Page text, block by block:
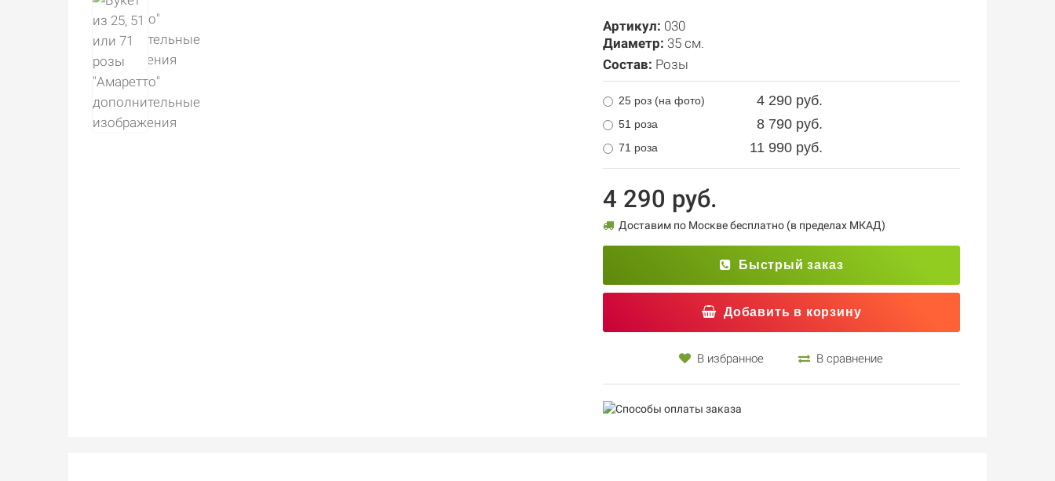
Артикул: 030
Диаметр: 35 см.
Состав: Розы
25 роз (на фото) 4 290 руб.
51 роза 8 790 руб.
71 роза 11 990 руб.
4 290 руб.
Доставим по Москве бесплатно (в пределах МКАД)
Быстрый заказ
Добавить в корзину
В избранное В сравнение